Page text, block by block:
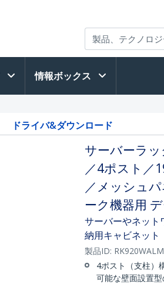
情報ボックス
ドライバ&ダウンロード
サーバーラ
／4ポスト／
／メッシュ
ーク機器用
サーバーやネット
納用キャビネット
製品ID: RK920WALM
4ポスト（支柱）
可能な壁面設置